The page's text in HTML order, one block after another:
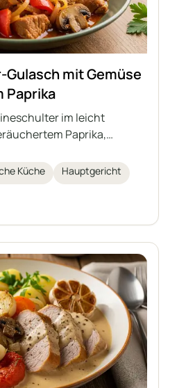
mit Gemüse
Paprika
im leicht
Paprika,
für ein schnelles und
Schmeckt hervorragend
Klößen.
Küche
Hauptgericht